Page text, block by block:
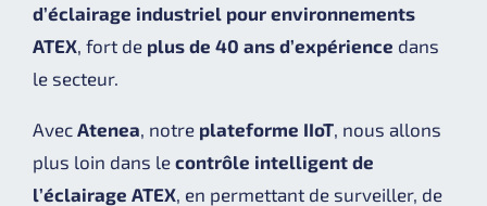
d’éclairage industriel pour environnements
ATEX, fort de plus de 40 ans d’expérience dans
le secteur.
Avec Atenea , notre plateforme IIoT, nous allons
plus loin dans le contrôle intelligent de
l’éclairage ATEX, en permettant de surveiller, de